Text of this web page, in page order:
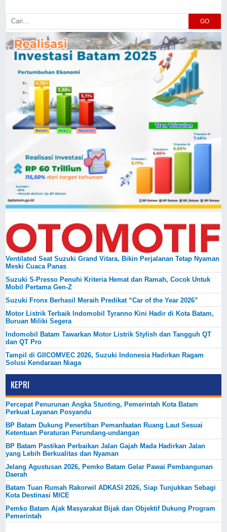
GO
Ventilated Seat Suzuki Grand Vitara, Bikin Perjalanan Tetap Nyaman
Meski Cuaca Panas
Suzuki S-Presso Penuhi Kriteria Hemat dan Ramah, Cocok Untuk
Mobil Pertama Gen-Z
Suzuki Fronx Berhasil Meraih Predikat “Car of the Year 2026”
Motor Listrik Terbaik Indomobil Tyranno Kini Hadir di Kota Batam,
Buruan Miliki Segera
Indomobil Batam Tawarkan Motor Listrik Stylish dan Tangguh QT
dan QT Pro
Tampil di GIICOMVEC 2026, Suzuki Indonesia Hadirkan Ragam
Solusi Kendaraan Niaga
KEPRI
Percepat Penurunan Angka Stunting, Pemerintah Kota Batam
Perkuat Layanan Posyandu
BP Batam Dukung Penertiban Pemanfaatan Ruang Laut Sesuai
Ketentuan Peraturan Perundang-undangan
BP Batam Pastikan Perbaikan Jalan Gajah Mada Hadirkan Jalan
yang Lebih Berkualitas dan Nyaman
Jelang Agustusan 2026, Pemko Batam Gelar Pawai Pembangunan
Daerah
Batam Tuan Rumah Rakorwil ADKASI 2026, Siap Tunjukkan Sebagi
Kota Destinasi MICE
Pemko Batam Ajak Masyarakat Bijak dan Objektif Dukung Program
Pemerintah